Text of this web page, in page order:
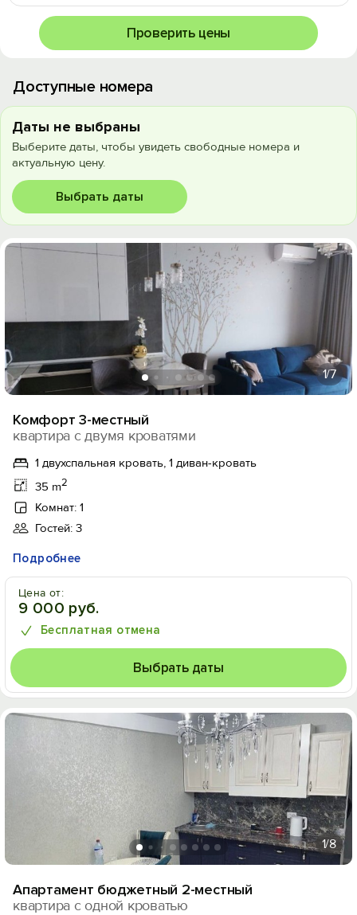
Проверить цены
Доступные номера
Даты не выбраны
Выберите даты, чтобы увидеть свободные номера и
актуальную цену.
Выбрать даты
1/7
Комфорт 3-местный
квартира с двумя кроватями
1 двухспальная кровать, 1 диван-кровать
35 m2
Комнат: 1
Гостей: 3
Подробнее
Цена от:
9 000 руб.
Бесплатная отмена
Выбрать даты
1/8
Апартамент бюджетный 2-местный
квартира с одной кроватью